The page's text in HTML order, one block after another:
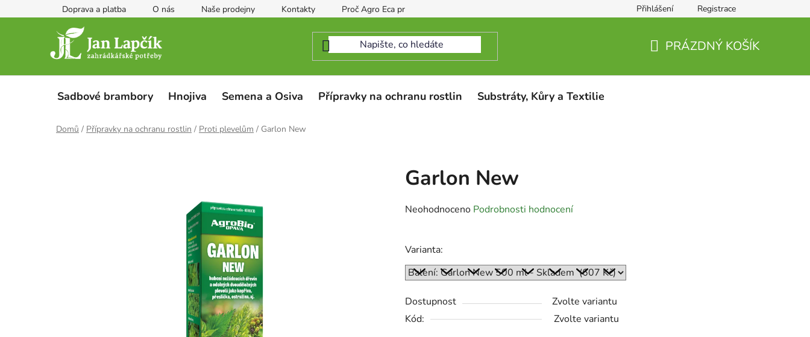
na
Doprava a platba O nás Naše prodejny Kontakty Proč Agro Eca protect Přihlášení Registrace
PRÁZDNÝ KOŠÍK
Sadbové brambory Hnojiva Semena a Osiva Přípravky na ochranu rostlin Substráty, Kůry a Textilie
Domů / Přípravky na ochranu rostlin / Proti plevelům / Garlon New
Garlon New
Průměrné
0,0
5
hvězdiček.
Neohodnoceno Podrobnosti hodnocení
Varianta:
Dostupnost
Zvolte variantu
Kód:
Zvolte variantu